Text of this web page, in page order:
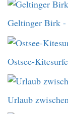
Geltinger Birk -
Ostsee-
Urlaub